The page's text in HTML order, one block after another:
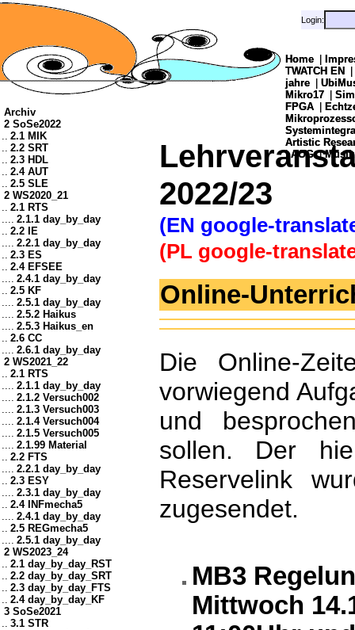
Home
TWATCH EN
jahre
Mikro17
FPGA
Artistic
|AOG |Musik
Login:
Archiv
2 SoSe2022
.. 2.1 MIK
.. 2.2 SRT
.. 2.3 HDL
.. 2.4 AUT
.. 2.5 SLE
2 WS2020_21
.. 2.1 RTS
.... 2.1.1 day_by_day
.. 2.2 IE
.... 2.2.1 day_by_day
.. 2.3 ES
.. 2.4 EFSEE
.... 2.4.1 day_by_day
.. 2.5 KF
.... 2.5.1 day_by_day
.... 2.5.2 Haikus
.... 2.5.3 Haikus_en
.. 2.6 CC
.... 2.6.1 day_by_day
2 WS2021_22
.. 2.1 RTS
.... 2.1.1 day_by_day
.... 2.1.2 Versuch002
.... 2.1.3 Versuch003
.... 2.1.4 Versuch004
.... 2.1.5 Versuch005
.... 2.1.99 Material
.. 2.2 FTS
.... 2.2.1 day_by_day
.. 2.3 ESY
.... 2.3.1 day_by_day
.. 2.4 INFmecha5
.... 2.4.1 day_by_day
.. 2.5 REGmecha5
.... 2.5.1 day_by_day
2 WS2023_24
.. 2.1 day_by_day_RST
.. 2.2 day_by_day_SRT
.. 2.3 day_by_day_FTS
.. 2.4 day_by_day_KF
3 SoSe2021
.. 3.1 STR
Home
TWATCH EN
jahre
Mikro17
FPGA
Artistic
|AOG |Musik
Login:
2022/23
(EN google-
(PL google-
Online-
Die Online-
vorwiegend
und
sollen. Der
Reservelink
zugesendet.
MB3
Mittwoch